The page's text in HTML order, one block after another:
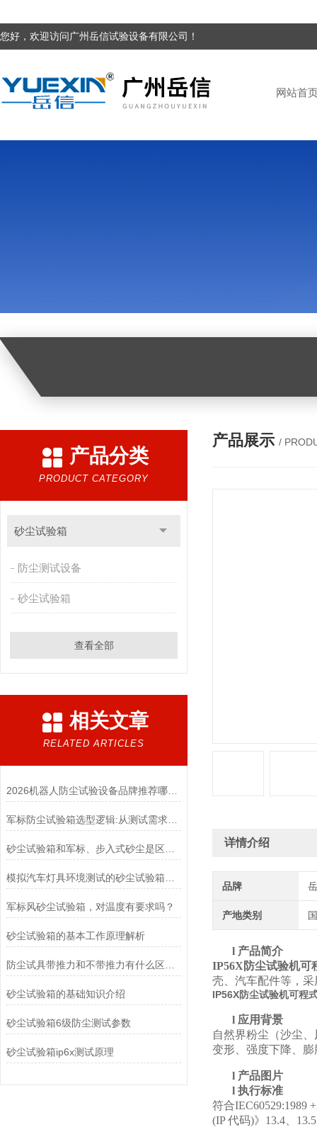
您好，欢迎访问广州岳信试验设备有限公司！
网站首
产品分类
PRODUCT CATEGORY
砂尘试验箱
防尘测试设备
砂尘试验箱
查看全部
相关文章
RELATED ARTICLES
2026机器人防尘试验设备品牌推荐哪家更靠谱
军标防尘试验箱选型逻辑:从测试需求到设备匹配
军标风砂尘试验箱，对温度有要求吗？
砂尘试验箱的基本工作原理解析
砂尘试验箱的基础知识介绍
砂尘试验箱6级防尘测试参数
砂尘试验箱ip6x测试原理
产品展示 /
详情介绍
品牌
产地类别
l 产品简介
IP56X防尘试验机可
壳、汽车配件等，
IP56X防尘试验机可程
l 应用背景
自然界粉尘 （沙尘
变形、强度下降、
l 产品图片
l 执行标准
符合IEC60529:1989
(IP 代码)》13.4、